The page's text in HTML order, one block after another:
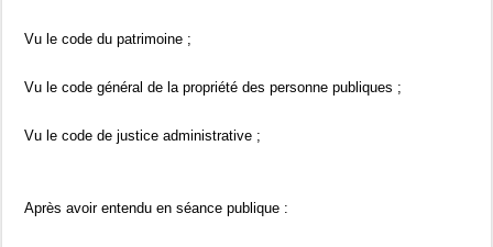
Vu le code du patrimoine ;
Vu le code général de la propriété des personne publiques ;
Vu le code de justice administrative ;
Après avoir entendu en séance publique :